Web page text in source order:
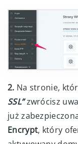
2. Na stronie,
SSL”zwrócisz
już
Encrypt, który